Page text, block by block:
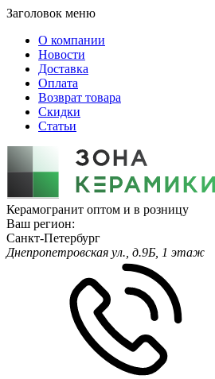
Заголовок меню
О компании
Новости
Доставка
Оплата
Возврат товара
Скидки
Статьи
Керамогранит оптом и в розницу
Ваш регион:
Санкт-Петербург
Днепропетровская ул., д.9Б, 1 этаж